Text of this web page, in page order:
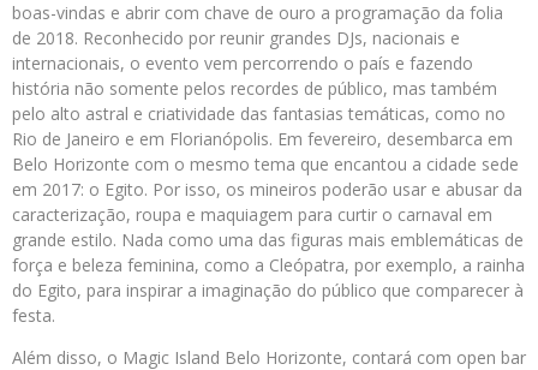
boas-vindas e abrir com chave de ouro a programação da folia
de 2018. Reconhecido por reunir grandes DJs, nacionais e
internacionais, o evento vem percorrendo o país e fazendo
história não somente pelos recordes de público, mas também
pelo alto astral e criatividade das fantasias temáticas, como no
Rio de Janeiro e em Florianópolis. Em fevereiro, desembarca em
Belo Horizonte com o mesmo tema que encantou a cidade sede
em 2017: o Egito. Por isso, os mineiros poderão usar e abusar da
caracterização, roupa e maquiagem para curtir o carnaval em
grande estilo. Nada como uma das figuras mais emblemáticas de
força e beleza feminina, como a Cleópatra, por exemplo, a rainha
do Egito, para inspirar a imaginação do público que comparecer à
festa.
Além disso, o Magic Island Belo Horizonte, contará com open bar